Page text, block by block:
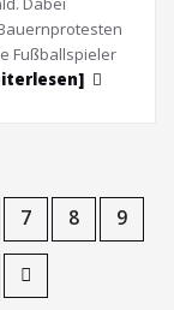
Fußballspieler
7 8 9